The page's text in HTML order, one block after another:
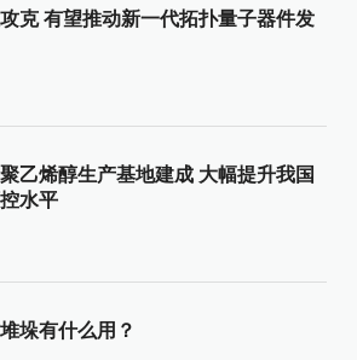
克 有望推动新一代拓扑量子器件发
乙烯醇生产基地建成 大幅提升我国
水平
垛有什么用？